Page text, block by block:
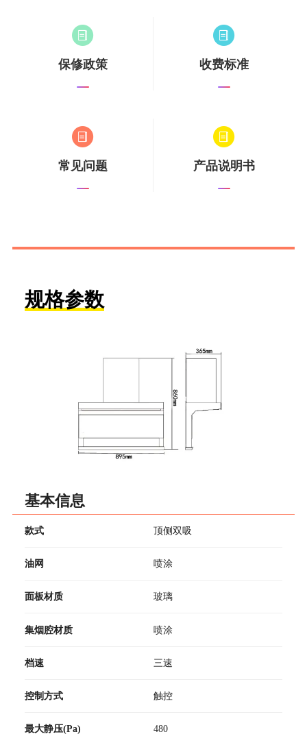
保修政策 收费标准
常见问题 产品说明书
规格参数
基本信息
款式 顶侧双吸
油网 喷涂
面板材质 玻璃
集烟腔材质 喷涂
档速 三速
控制方式 触控
最大静压(Pa) 480